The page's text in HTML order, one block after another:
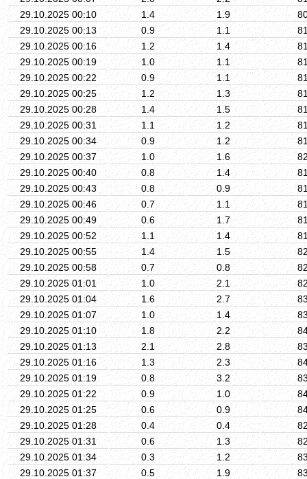
29.10.2025 00:10
1.4 1.9
29.10.2025 00:13
0.9 1.1
29.10.2025 00:16
1.2 1.4
29.10.2025 00:19
1.0 1.1
29.10.2025 00:22
0.9 1.1
29.10.2025 00:25
1.2 1.3
29.10.2025 00:28
1.4 1.5
29.10.2025 00:31
1.1 1.2
29.10.2025 00:34
0.9 1.2
29.10.2025 00:37
1.0 1.6
29.10.2025 00:40
0.8 1.4
29.10.2025 00:43
0.8 0.9
29.10.2025 00:46
0.7 1.1
29.10.2025 00:49
0.6 1.7
29.10.2025 00:52
1.1 1.4
29.10.2025 00:55
1.4 1.5
29.10.2025 00:58
0.7 0.8
29.10.2025 01:01
1.0 2.1
29.10.2025 01:04
1.6 2.7
29.10.2025 01:07
1.0 1.4
29.10.2025 01:10
1.8 2.2
29.10.2025 01:13
2.1 2.8
29.10.2025 01:16
1.3 2.3
29.10.2025 01:19
0.8 3.2
29.10.2025 01:22
0.9 1.0
29.10.2025 01:25
0.6 0.9
29.10.2025 01:28
0.4 0.4
29.10.2025 01:31
0.6 1.3
29.10.2025 01:34
0.3 1.2
29.10.2025 01:37
0.5 1.9